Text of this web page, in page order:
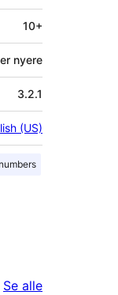
10+
nyere
3.2.1
(US)
numbers
Se alleomtalene